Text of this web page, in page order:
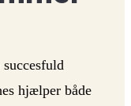
hjælper både